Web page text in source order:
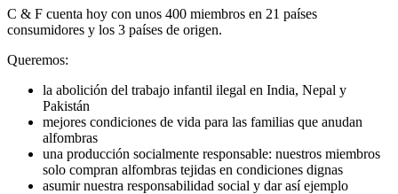
C & F cuenta hoy con unos 400 miembros en 21 países
consumidores y los 3 países de origen.
Queremos:
la abolición del trabajo infantil ilegal en India, Nepal y
Pakistán
mejores condiciones de vida para las familias que anudan
alfombras
una producción socialmente responsable: nuestros miembros
solo compran alfombras tejidas en condiciones dignas
asumir nuestra responsabilidad social y dar así ejemplo